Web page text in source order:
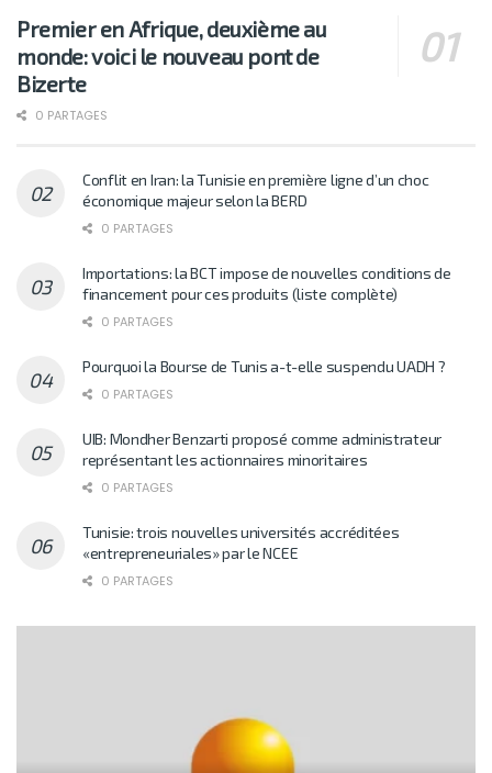
Premier en Afrique, deuxième au
monde: voici le nouveau pont de
Bizerte
0 PARTAGES
Conflit en Iran: la Tunisie en première ligne d’un choc
économique majeur selon la BERD
0 PARTAGES
Importations: la BCT impose de nouvelles conditions de
financement pour ces produits (liste complète)
0 PARTAGES
Pourquoi la Bourse de Tunis a-t-elle suspendu UADH ?
0 PARTAGES
UIB: Mondher Benzarti proposé comme administrateur
représentant les actionnaires minoritaires
0 PARTAGES
Tunisie: trois nouvelles universités accréditées
«entrepreneuriales» par le NCEE
0 PARTAGES